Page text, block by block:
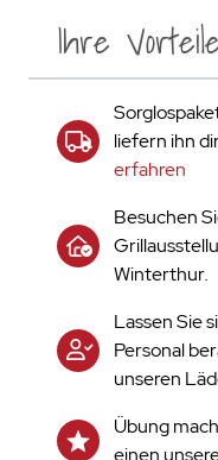
Ihre
liefern ihn
erfahren
Besuchen
Winterthur.
Lassen Sie
Personal
unseren
Übung
einen